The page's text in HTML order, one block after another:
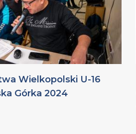
Wielkopolski U-16
Górka 2024